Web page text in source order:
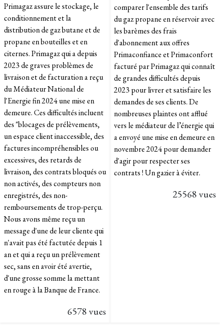
Primagaz assure le stockage, le
conditionnement et la
distribution de gaz butane et de
propane en bouteilles et en
citernes. Primagaz qui a depuis
2023 de graves problèmes de
livraison et de facturation a reçu
du Médiateur National de
l'Energie fin 2024 une mise en
demeure. Ces difficultés incluent
des "blocages de prélèvements,
un espace client inaccessible, des
factures incompréhensibles ou
excessives, des retards de
livraison, des contrats bloqués ou
non activés, des compteurs non
enregistrés, des non-
remboursements de trop-perçu.
Nous avons même reçu un
message d'une de leur cliente qui
n'avait pas été factutée depuis 1
an et qui a reçu un prélèvement
sec, sans en avoir été avertie,
d'une grosse somme la mettant
en rouge à la Banque de France.
6578 vues
comparer l'ensemble des tarifs
du gaz propane en réservoir avec
les barèmes des frais
d'abonnement aux offres
Primaconfiance et Primaconfort
facturé par Primagaz qui connaît
de grandes difficultés depuis
2023 pour livrer et satisfaire les
demandes de ses clients. De
nombreuses plaintes ont afflué
vers le médiateur de l’énergie qui
a envoyé une mise en demeure en
novembre 2024 pour demander
d'agir pour respecter ses
contrats ! Un gazier à éviter.
25568 vues